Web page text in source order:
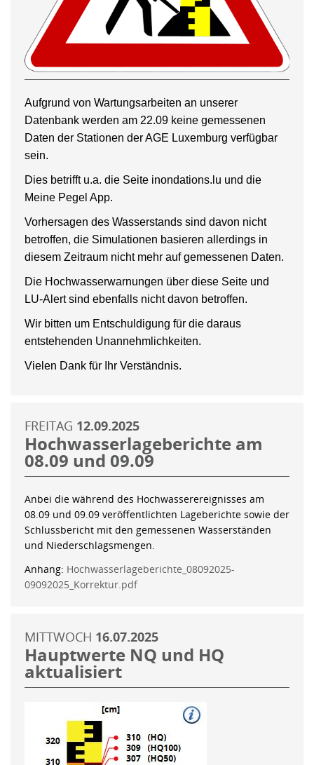
Aufgrund von Wartungsarbeiten an unserer
Datenbank werden am 22.09 keine gemessenen
Daten der Stationen der AGE Luxemburg verfügbar
sein.
Dies betrifft u.a. die Seite inondations.lu und die
Meine Pegel App.
Vorhersagen des Wasserstands sind davon nicht
betroffen, die Simulationen basieren allerdings in
diesem Zeitraum nicht mehr auf gemessenen Daten.
Die Hochwasserwarnungen über diese Seite und
LU-Alert sind ebenfalls nicht davon betroffen.
Wir bitten um Entschuldigung für die daraus
entstehenden Unannehmlichkeiten.
Vielen Dank für Ihr Verständnis.
FREITAG 12.09.2025
Hochwasserlageberichte am
08.09 und 09.09
Anbei die während des Hochwasserereignisses am
08.09 und 09.09 veröffentlichten Lageberichte sowie der
Schlussbericht mit den gemessenen Wasserständen
und Niederschlagsmengen.
Anhang: Hochwasserlageberichte_08092025-
09092025_Korrektur.pdf
MITTWOCH 16.07.2025
Hauptwerte NQ und HQ
aktualisiert